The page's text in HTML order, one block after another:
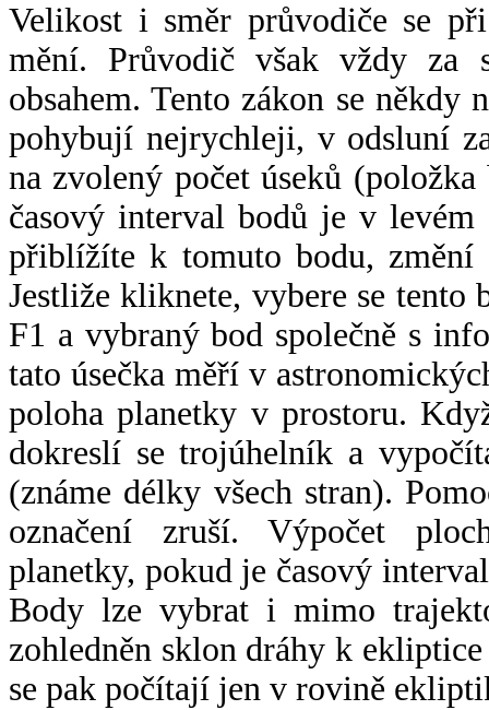
Velikost i směr průvodiče se
mění. Průvodič však vždy za
obsahem. Tento zákon se někdy
pohybují nejrychleji, v odsluní
na zvolený počet úseků
časový interval bodů je v
přiblížíte k tomuto bodu,
Jestliže kliknete, vybere se tento
F1 a vybraný bod společně s
tato úsečka měří v
poloha planetky v prostoru.
dokreslí se trojúhelník a
(známe délky všech stran).
označení zruší. Výpočet
planetky, pokud je časový
Body lze vybrat i mimo
zohledněn sklon dráhy k
se pak počítají jen v rovině